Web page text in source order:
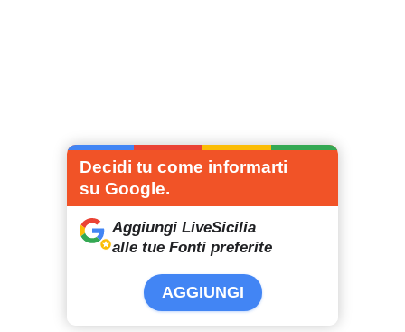
Decidi tu come informarti
su Google.
Aggiungi LiveSicilia
alle tue Fonti preferite
AGGIUNGI